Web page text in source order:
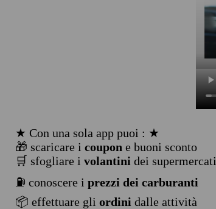
★ Con una sola app puoi : ★
🎁 scaricare i coupon e buoni sconto
🛒 sfogliare i volantini dei supermercati
⛽ conoscere i prezzi dei carburanti
📦 effettuare gli ordini dalle attività